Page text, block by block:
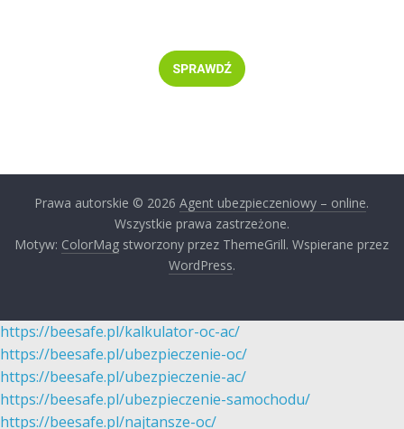
Prawa autorskie © 2026Agent ubezpieczeniowy – online.
Wszystkie prawa zastrzeżone.
Motyw: ColorMag stworzony przez ThemeGrill. Wspierane przez
WordPress.
https://beesafe.pl/kalkulator-oc-ac/
https://beesafe.pl/ubezpieczenie-oc/
https://beesafe.pl/ubezpieczenie-ac/
https://beesafe.pl/ubezpieczenie-samochodu/
https://beesafe.pl/najtansze-oc/